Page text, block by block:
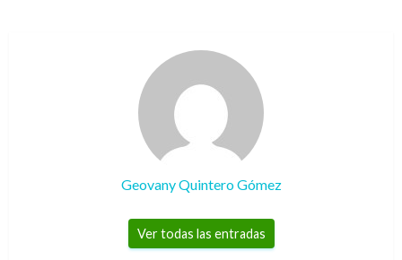
Geovany Quintero Gómez
Ver todas las entradas